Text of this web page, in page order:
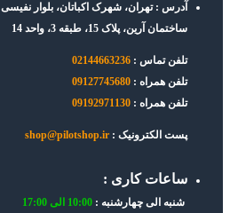
آدرس : تهران، شهرک اکباتان، بلوار نفیسی
ساختمان آرین، پلاک 15، طبقه 3، واحد 14
تلفن تماس : 02144663236
تلفن همراه : 09127745680
تلفن همراه : 09192971130
پست الکترونیک : shop@pilotshop.ir
ساعات کاری :
شنبه الی چهارشنبه : 10:00 الی 17:00